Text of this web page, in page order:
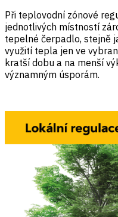
Při teplovodní zónové
jednotlivých místností
tepelné čerpadlo, stejně
využití tepla jen ve
kratší dobu a na menší
významným úsporám.